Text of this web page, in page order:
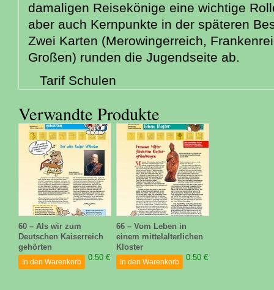
damaligen Reisekönige eine wichtige
aber auch Kernpunkte in der späteren
Zwei Karten (Merowingerreich,
Großen) runden die Jugendseite ab.
Tarif Schulen
Verwandte Produkte
60 – Als wir zum
Deutschen Kaiserreich
gehörten
0.50 €
In den Warenkorb
66 – Vom Leben in
einem mittelalterlichen
Kloster
0.50 €
In den Warenkorb